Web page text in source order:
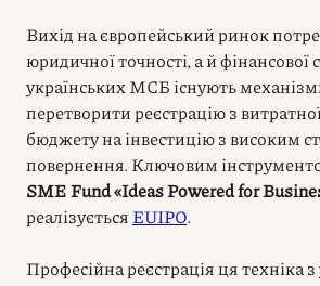
Вихід на європейський ринок
юридичної точності, а й фінансової
українських МСБ існують
перетворити реєстрацію з
бюджету на інвестицію з високим
повернення. Ключовим
SME Fund «Ideas Powered for
реалізуєтьсяEUIPO.
Професійна реєстрація ця техніка